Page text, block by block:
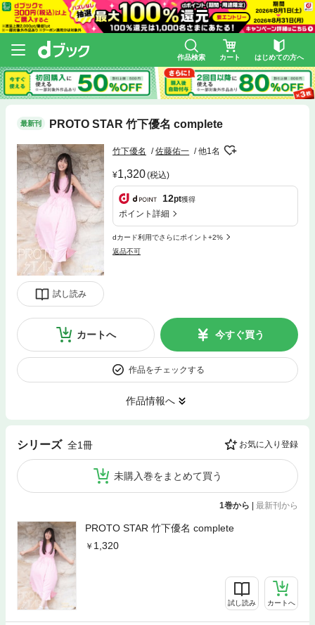
作品検索 カート はじめての方へ
最新刊 PROTO STAR 竹下優名 complete
試し読み
竹下優名 佐藤佑一 他1名
1,320(税込)
12pt獲得
ポイント詳細
dカード利用でさらにポイント+2%
返品不可
カートへ 今すぐ買う
作品をチェックする
作品情報へ
シリーズ 全1冊 お気に入り登録
未購入巻をまとめて買う
1巻から 最新刊から
PROTO STAR 竹下優名 complete
1,320
試し読み カートへ